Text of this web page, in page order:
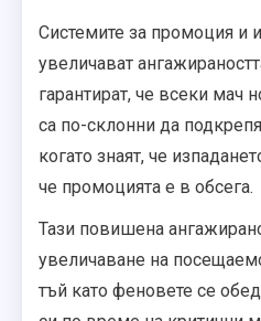
Системите за промоция и
увеличават
гарантират, че всеки мач
са по-склонни да
когато знаят, че
че промоцията е в обсега.
Тази повишена
увеличаване на
тъй като феновете се